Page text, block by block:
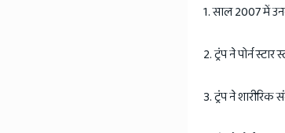
1. साल 2007 में
2. ट्रंप ने पोर्न
3. ट्रंप ने